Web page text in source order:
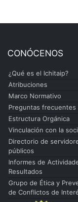
CONÓCENOS
¿Qué es el Ichitaip?
Atribuciones
Marco Normativo
Preguntas frecuentes
Estructura Orgánica
Vinculación con la
Directorio de
públicos
Informes de
Resultados
Grupo de Ética y
de Conflictos de